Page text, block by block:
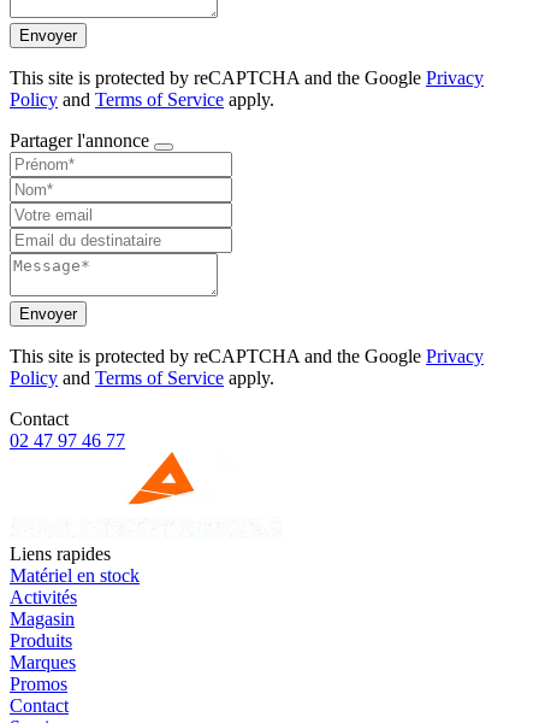
Envoyer
This site is protected by reCAPTCHA and the Google Privacy
Policy and Terms of Service apply.
Partager l'annonce
Envoyer
This site is protected by reCAPTCHA and the Google Privacy
Policy and Terms of Service apply.
Contact
02 47 97 46 77
Liens rapides
Matériel en stock
Activités
Magasin
Produits
Marques
Promos
Contact